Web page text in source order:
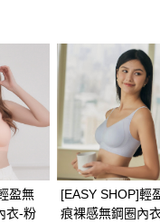
盈無
衣-粉
[EASY SHOP]輕
痕裸感無鋼圈內